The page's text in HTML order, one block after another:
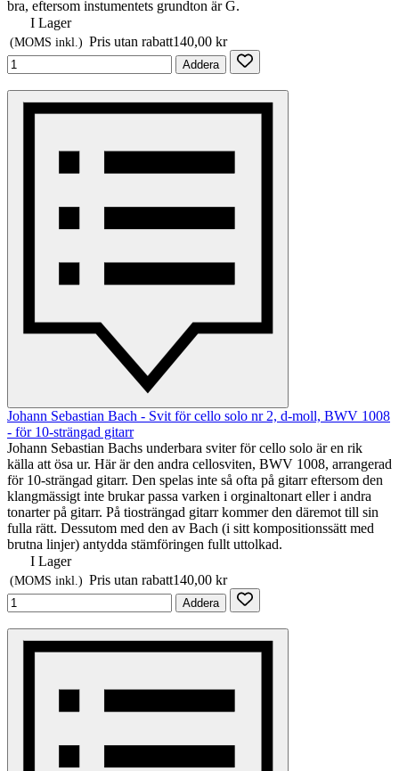
bra, eftersom instumentets grundton är G.
I Lager
(MOMS inkl.) Pris utan rabatt140,00 kr
Addera
Johann Sebastian Bach - Svit för cello solo nr 2, d-moll, BWV 1008
- för 10-strängad gitarr
Johann Sebastian Bachs underbara sviter för cello solo är en rik
källa att ösa ur. Här är den andra cellosviten, BWV 1008, arrangerad
för 10-strängad gitarr. Den spelas inte så ofta på gitarr eftersom den
klangmässigt inte brukar passa varken i orginaltonart eller i andra
tonarter på gitarr. På tiosträngad gitarr kommer den däremot till sin
fulla rätt. Dessutom med den av Bach (i sitt kompositionssätt med
brutna linjer) antydda stämföringen fullt uttolkad.
I Lager
(MOMS inkl.) Pris utan rabatt140,00 kr
Addera